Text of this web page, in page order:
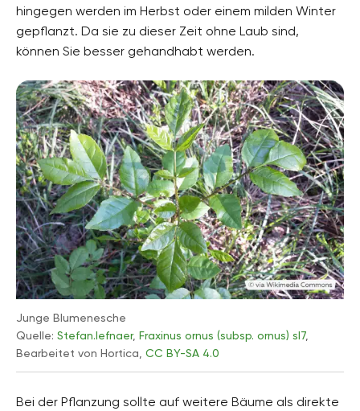
hingegen werden im Herbst oder einem milden Winter
gepflanzt. Da sie zu dieser Zeit ohne Laub sind,
können Sie besser gehandhabt werden.
Junge Blumenesche
Quelle: Stefan.lefnaer, Fraxinus ornus (subsp. ornus) sl7,
Bearbeitet von Hortica, CC BY-SA 4.0
Bei der Pflanzung sollte auf weitere Bäume als direkte